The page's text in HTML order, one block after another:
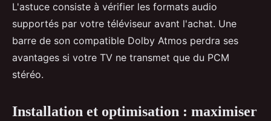
L'astuce consiste à vérifier les formats audio
supportés par votre téléviseur avant l'achat. Une
barre de son compatible Dolby Atmos perdra ses
avantages si votre TV ne transmet que du PCM
stéréo.
Installation et optimisation : maximiser